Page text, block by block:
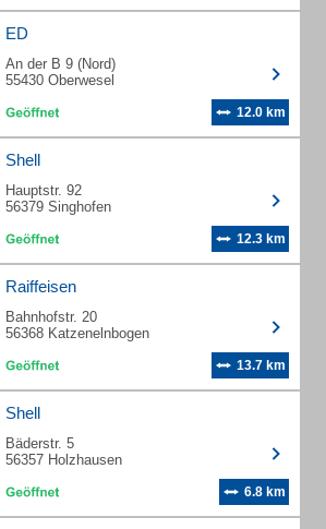
ED
An der B 9 (Nord)
55430 Oberwesel
12.0 km
Shell
Hauptstr. 92
56379 Singhofen
12.3 km
Raiffeisen
Bahnhofstr. 20
56368 Katzenelnbogen
13.7 km
Shell
Bäderstr. 5
56357 Holzhausen
6.8 km